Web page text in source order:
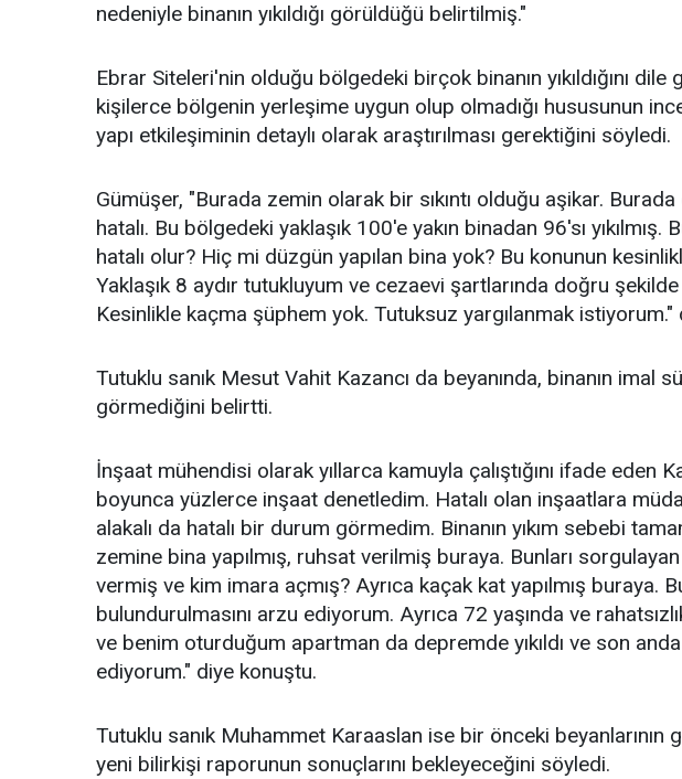
nedeniyle binanın yıkıldığı görüldüğü belirtilmiş."
Ebrar Siteleri'nin olduğu bölgedeki birçok binanın yıkıldığını
kişilerce bölgenin yerleşime uygun olup olmadığı hususunun
yapı etkileşiminin detaylı olarak araştırılması gerektiğini söyledi.
Gümüşer, "Burada zemin olarak bir sıkıntı olduğu aşikar. Burada
hatalı. Bu bölgedeki yaklaşık 100'e yakın binadan 96'sı yıkılmış.
hatalı olur? Hiç mi düzgün yapılan bina yok? Bu konunun
Yaklaşık 8 aydır tutukluyum ve cezaevi şartlarında doğru
Kesinlikle kaçma şüphem yok. Tutuksuz yargılanmak istiyorum."
Tutuklu sanık Mesut Vahit Kazancı da beyanında, binanın imal
görmediğini belirtti.
İnşaat mühendisi olarak yıllarca kamuyla çalıştığını ifade eden
boyunca yüzlerce inşaat denetledim. Hatalı olan inşaatlara
alakalı da hatalı bir durum görmedim. Binanın yıkım sebebi
zemine bina yapılmış, ruhsat verilmiş buraya. Bunları
vermiş ve kim imara açmış? Ayrıca kaçak kat yapılmış buraya.
bulundurulmasını arzu ediyorum. Ayrıca 72 yaşında ve
ve benim oturduğum apartman da depremde yıkıldı ve son
ediyorum." diye konuştu.
Tutuklu sanık Muhammet Karaaslan ise bir önceki beyanlarının
yeni bilirkişi raporunun sonuçlarını bekleyeceğini söyledi.